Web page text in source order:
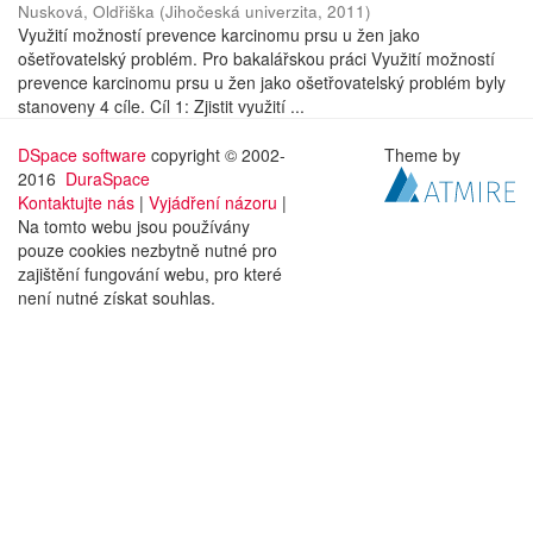
Nusková, Oldřiška (Jihočeská univerzita, 2011)
Využití možností prevence karcinomu prsu u žen jako
ošetřovatelský problém. Pro bakalářskou práci Využití možností
prevence karcinomu prsu u žen jako ošetřovatelský problém byly
stanoveny 4 cíle. Cíl 1: Zjistit využití ...
DSpace software copyright © 2002-
2016 DuraSpace
Kontaktujte nás | Vyjádření názoru |
Na tomto webu jsou používány
pouze cookies nezbytně nutné pro
zajištění fungování webu, pro které
není nutné získat souhlas.
Theme by